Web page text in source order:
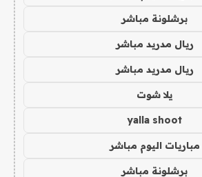
برشلونة مباشر
ريال مدريد مباشر
ريال مدريد مباشر
يلا شوت
yalla shoot
مباريات اليوم مباشر
برشلونة مباشر